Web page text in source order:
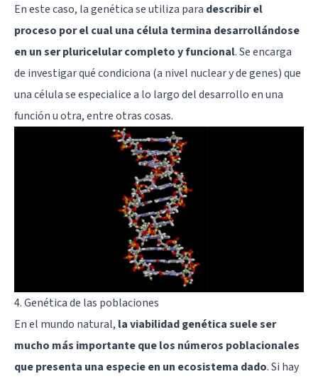
En este caso, la genética se utiliza para describir el
proceso por el cual una célula termina desarrollándose
en un ser pluricelular completo y funcional. Se encarga
de investigar qué condiciona (a nivel nuclear y de genes) que
una célula se especialice a lo largo del desarrollo en una
función u otra, entre otras cosas.
4. Genética de las poblaciones
En el mundo natural, la viabilidad genética suele ser
mucho más importante que los números poblacionales
que presenta una especie en un ecosistema dado. Si hay